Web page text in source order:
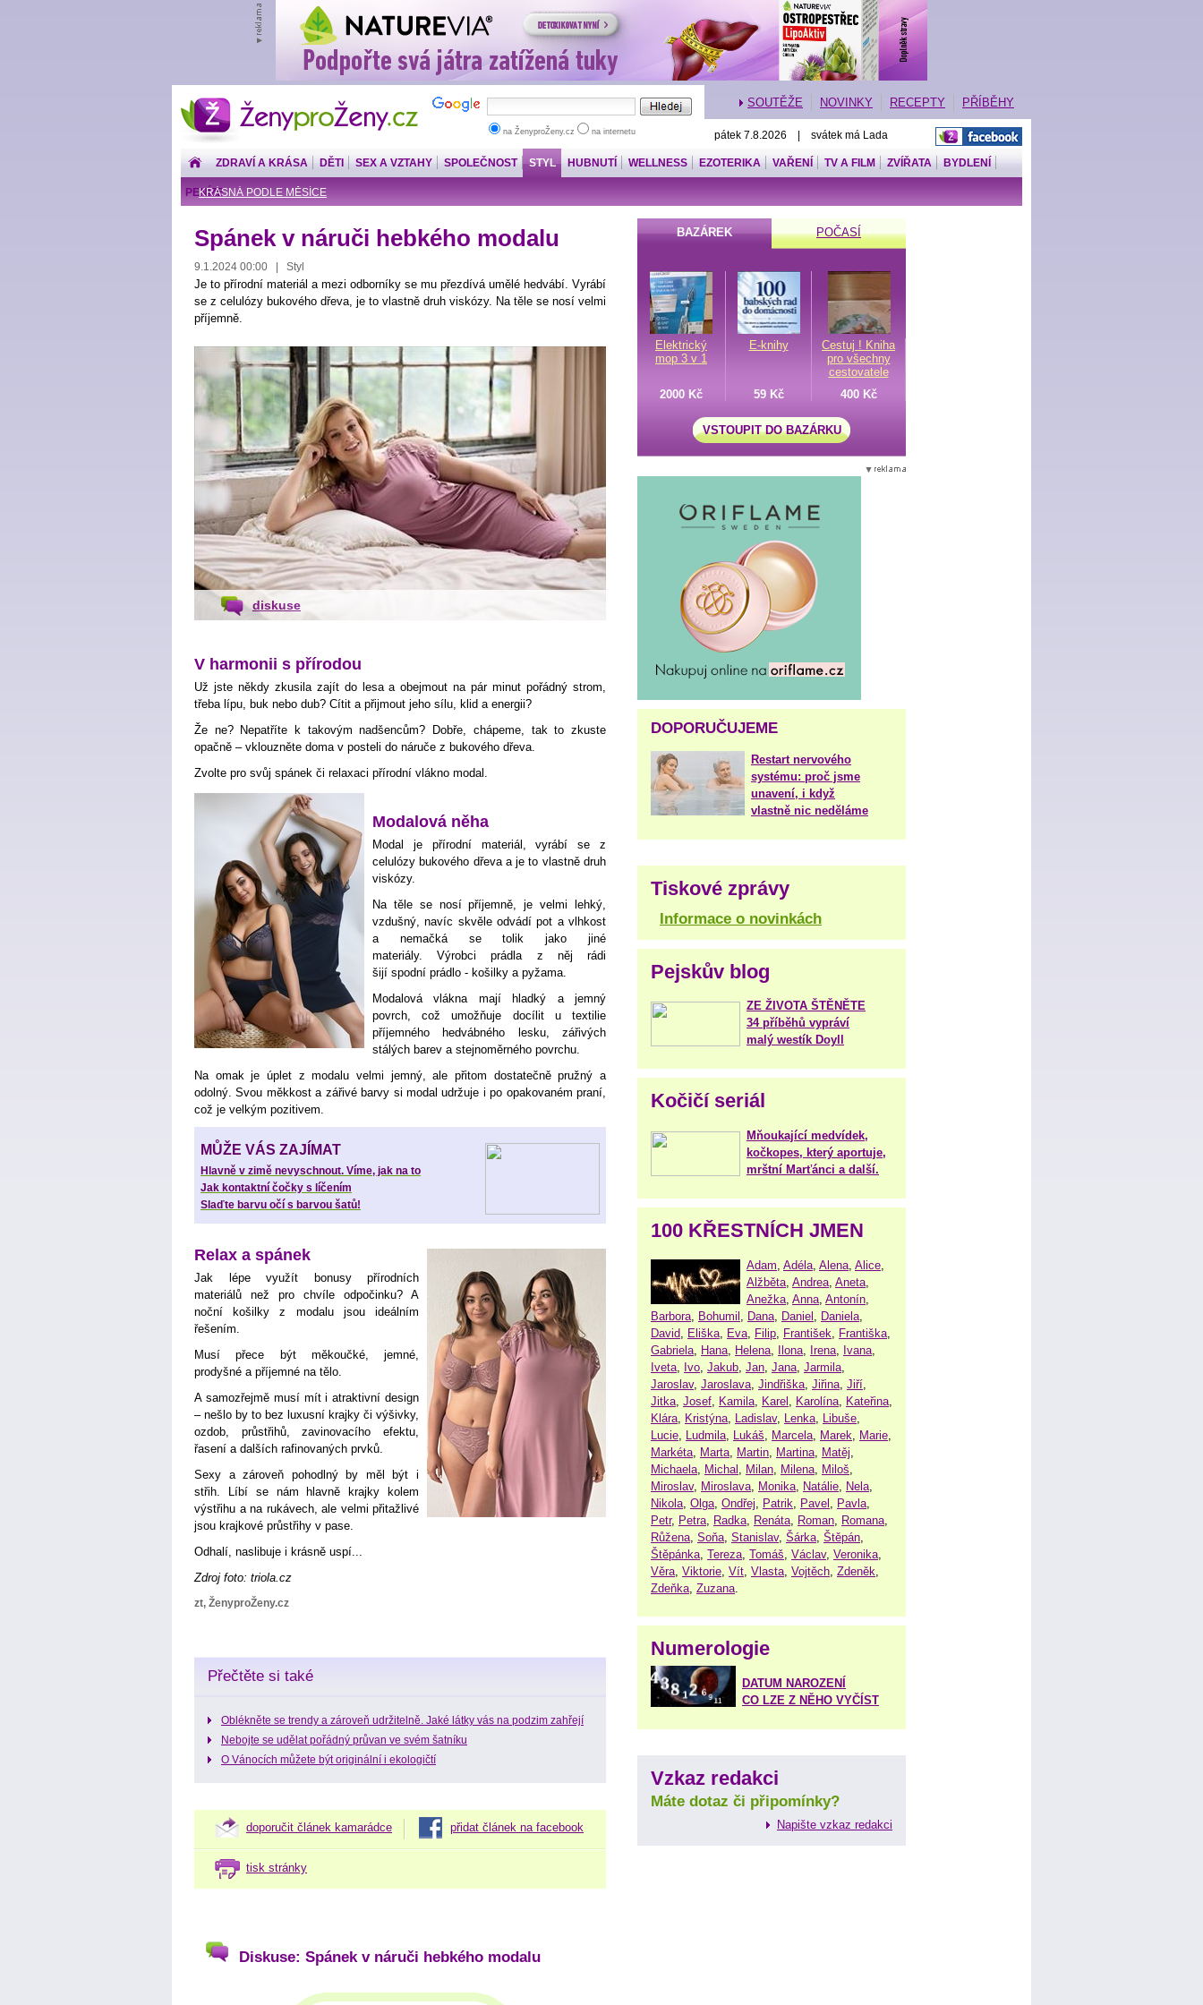
ŽenyproŽeny.cz
na ŽenyproŽeny.cz na internetu
SOUTĚŽE NOVINKY RECEPTY PŘÍBĚHY
pátek 7.8.2026 | svátek má Lada
ZDRAVÍ A KRÁSA DĚTI SEX A VZTAHY SPOLEČNOST STYL
KRÁSNÁ PODLE MĚSÍCE
HUBNUTÍ WELLNESS EZOTERIKA VAŘENÍ TV A FILM ZVÍŘATA BYDLENÍ
PENÍZE
Spánek v náruči hebkého modalu
9.1.2024 00:00 | Styl
Je to přírodní materiál a mezi odborníky se mu přezdívá umělé hedvábí. Vyrábí
se z celulózy bukového dřeva, je to vlastně druh viskózy. Na těle se nosí velmi
příjemně.
diskuse
V harmonii s přírodou
Už jste někdy zkusila zajít do lesa a obejmout na pár minut pořádný strom,
třeba lípu, buk nebo dub? Cítit a přijmout jeho sílu, klid a energii?
Že ne? Nepatříte k takovým nadšencům? Dobře, chápeme, tak to zkuste
opačně – vklouzněte doma v posteli do náruče z bukového dřeva.
Zvolte pro svůj spánek či relaxaci přírodní vlákno modal.
Modalová něha
Modal je přírodní materiál, vyrábí se z
celulózy bukového dřeva a je to vlastně druh
viskózy.
Na těle se nosí příjemně, je velmi lehký,
vzdušný, navíc skvěle odvádí pot a vlhkost
a nemačká se tolik jako jiné
materiály. Výrobci prádla z něj rádi
šijí spodní prádlo - košilky a pyžama.
Modalová vlákna mají hladký a jemný
povrch, což umožňuje docílit u textilie
příjemného hedvábného lesku, zářivých
stálých barev a stejnoměrného povrchu.
Na omak je úplet z modalu velmi jemný, ale přitom dostatečně pružný a
odolný. Svou měkkost a zářivé barvy si modal udržuje i po opakovaném praní,
což je velkým pozitivem.
MŮŽE VÁS ZAJÍMAT
Hlavně v zimě nevyschnout. Víme, jak na to
Jak kontaktní čočky s líčením
Slaďte barvu očí s barvou šatů!
Relax a spánek
Jak lépe využít bonusy přírodních
materiálů než pro chvíle odpočinku? A
noční košilky z modalu jsou ideálním
řešením.
Musí přece být měkoučké, jemné,
prodyšné a příjemné na tělo.
A samozřejmě musí mít i atraktivní design
– nešlo by to bez luxusní krajky či výšivky,
ozdob, průstřihů, zavinovacího efektu,
řasení a dalších rafinovaných prvků.
Sexy a zároveň pohodlný by měl být i
střih. Líbí se nám hlavně krajky kolem
výstřihu a na rukávech, ale velmi přitažlivé
jsou krajkové průstřihy v pase.
Odhalí, naslibuje i krásně uspí...
Zdroj foto: triola.cz
zt, ŽenyproŽeny.cz
Přečtěte si také
Oblékněte se trendy a zároveň udržitelně. Jaké látky vás na podzim zahřejí
Nebojte se udělat pořádný průvan ve svém šatníku
O Vánocích můžete být originální i ekologičtí
doporučit článek kamarádce přidat článek na facebook
tisk stránky
Diskuse: Spánek v náruči hebkého modalu
BAZÁREK POČASÍ
Elektrický
mop 3 v 1
E-knihy
Cestuj ! Kniha
pro všechny
cestovatele
2000 Kč
59 Kč 400 Kč
VSTOUPIT DO BAZÁRKU
DOPORUČUJEME
Restart nervového
systému: proč jsme
unavení, i když
vlastně nic neděláme
Tiskové zprávy
Informace o novinkách
Pejskův blog
ZE ŽIVOTA ŠTĚNĚTE
34 příběhů vypráví
malý westík Doyll
Kočičí seriál
Mňoukající medvídek,
kočkopes, který aportuje,
mrštní Marťánci a další.
100 KŘESTNÍCH JMEN
Adam Adéla Alena Alice
Alžběta Andrea Aneta
Anežka Anna Antonín
Barbora Bohumil Dana Daniel Daniela
David Eliška Eva Filip František Františka
Gabriela Hana Helena Ilona Irena Ivana
Iveta Ivo Jakub Jan Jana Jarmila
Jaroslav, Jaroslava Jindřiška Jiřina Jiří
Jitka Josef Kamila Karel Karolína Kateřina
Klára Kristýna Ladislav, Lenka Libuše
Lucie Ludmila Lukáš Marcela Marek Marie
Markéta Marta Martin Martina Matěj
Michaela Michal Milan Milena Miloš
Miroslav, Miroslava Monika Natálie Nela
Nikola Olga Ondřej Patrik Pavel Pavla
Petr, Petra Radka Renáta Roman Romana
Růžena Soňa Stanislav, Šárka Štěpán
Štěpánka Tereza Tomáš Václav, Veronika
Věra Viktorie Vít Vlasta Vojtěch Zdeněk
Zdeňka Zuzana
Numerologie
DATUM NAROZENÍ
CO LZE Z NĚHO VYČÍST
Vzkaz redakci
Máte dotaz či připomínky?
Napište vzkaz redakci